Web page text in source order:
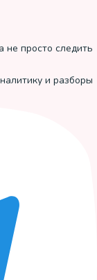
не просто следить
и разборы